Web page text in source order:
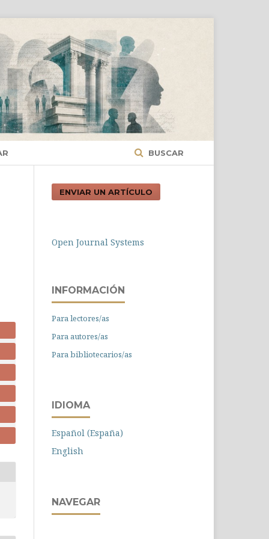
BUSCAR
ENVIAR UN ARTÍCULO
Open Journal Systems
INFORMACIÓN
Para lectores/as
Para autores/as
Para bibliotecarios/as
IDIOMA
Español (España)
English
NAVEGAR